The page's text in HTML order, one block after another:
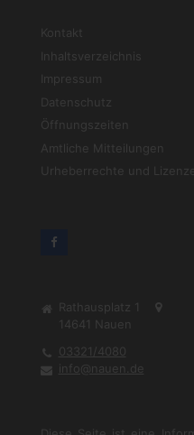
Kontakt
Inhaltsverzeichnis
Impressum
Datenschutz
Öffnungszeiten
Amtliche Mitteilungen
Urheberrechte und
Rathausplatz 1
14641
Nauen
03321/4080
info@nauen.de